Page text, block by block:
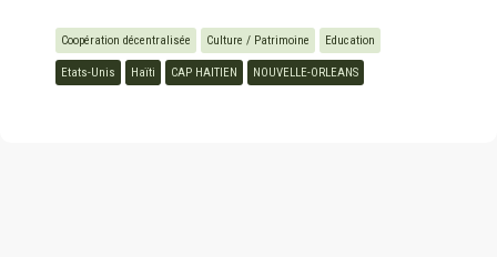
Coopération décentralisée Culture / Patrimoine Education
Etats-Unis Haïti CAP HAITIEN NOUVELLE-ORLEANS